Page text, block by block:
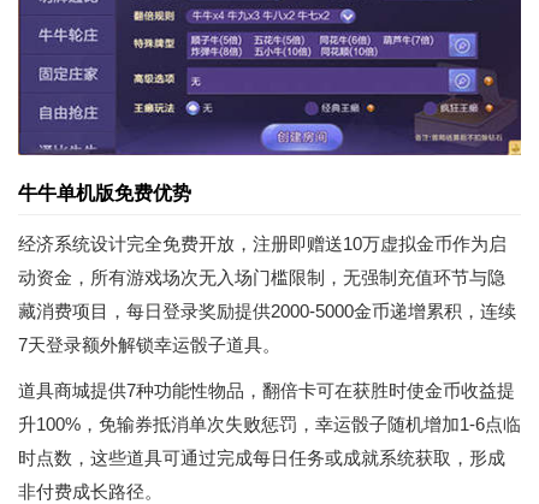
牛牛单机版免费优势
经济系统设计完全免费开放，注册即赠送10万虚拟金币作为启
动资金，所有游戏场次无入场门槛限制，无强制充值环节与隐
藏消费项目，每日登录奖励提供2000-5000金币递增累积，连续
7天登录额外解锁幸运骰子道具。
道具商城提供7种功能性物品，翻倍卡可在获胜时使金币收益提
升100%，免输券抵消单次失败惩罚，幸运骰子随机增加1-6点临
时点数，这些道具可通过完成每日任务或成就系统获取，形成
非付费成长路径。